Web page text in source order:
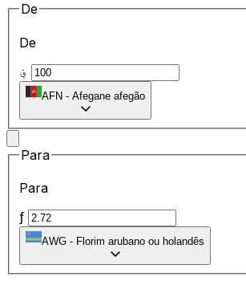
De
De
AFN - Afegane afegão
Para
Para
ƒ
AWG - Florim arubano ou holandês